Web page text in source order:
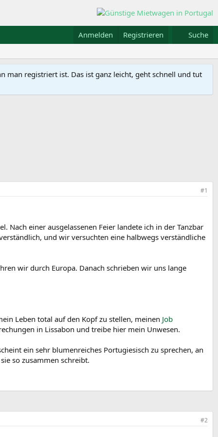
Anmelden Registrieren Suche
man registriert ist. Das ist ganz leicht, geht schnell und tut
#1
Nach einer ausgelassenen Feier landete ich in der Tanzbar
und wir versuchten eine halbwegs verständliche
wir durch Europa. Danach schrieben wir uns lange
Leben total auf den Kopf zu stellen, meinen Job
in Lissabon und treibe hier mein Unwesen.
ein sehr blumenreiches Portugiesisch zu sprechen, an
so zusammen schreibt.
#2